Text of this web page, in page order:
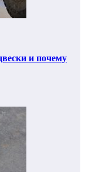
и почему